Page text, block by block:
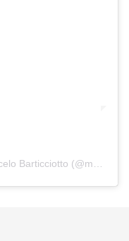
Una publicación compartida por Marcelo Barticciotto (@marcelobarti)